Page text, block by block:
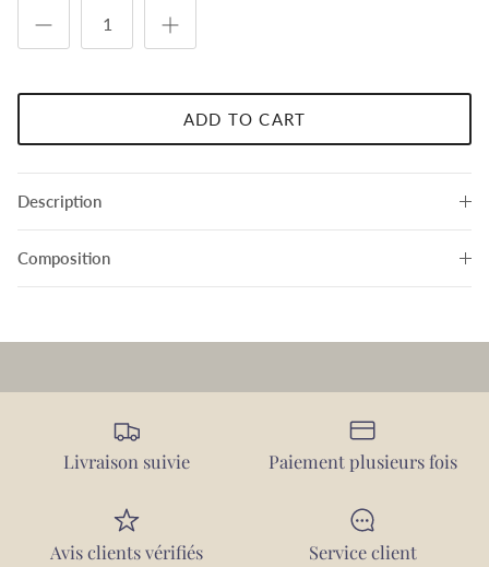
ADD TO CART
Description
Composition
Livraison suivie Paiement plusieurs fois
Avis clients vérifiés Service client